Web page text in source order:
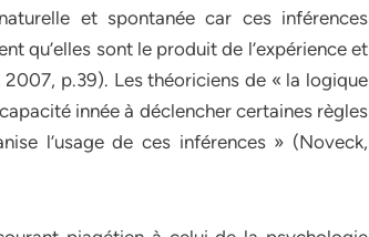
et spontanée car ces inférences
qu’elles sont le produit de l’expérience et
p.39). Les théoriciens de « la logique
innée à déclencher certaines règles
l’usage de ces inférences » (Noveck,